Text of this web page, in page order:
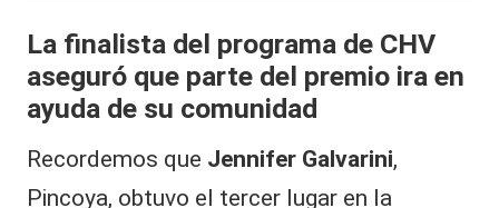
e
al
it
y
La finalista del programa de CHV
aseguró que parte del premio ira en
ayuda de su comunidad
Recordemos que Jennifer Galvarini,
Pincoya, obtuvo el tercer lugar en la